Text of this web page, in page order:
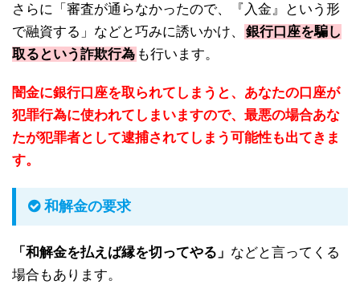
さらに「審査が通らなかったので、『入金』という形
で融資する」などと巧みに誘いかけ、
銀行口座を騙し
取るという詐欺行為 も行います。
闇金に銀行口座を取られてしまうと、あなたの口座が
犯罪行為に使われてしまいますので、最悪の場合あな
たが犯罪者として逮捕されてしまう可能性も出てきま
す。
和解金の要求
「和解金を払えば縁を切ってやる」 などと言ってくる
場合もあります。